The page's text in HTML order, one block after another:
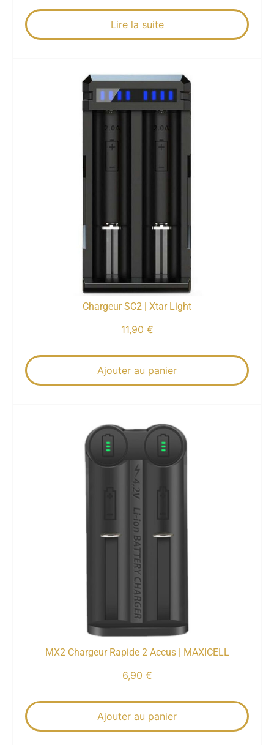
Lire la suite
Chargeur SC2 | Xtar Light
11,90 €
Ajouter au panier
MX2 Chargeur Rapide 2 Accus | MAXICELL
6,90 €
Ajouter au panier